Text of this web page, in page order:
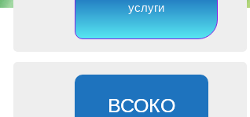
услуги
ВСОКО